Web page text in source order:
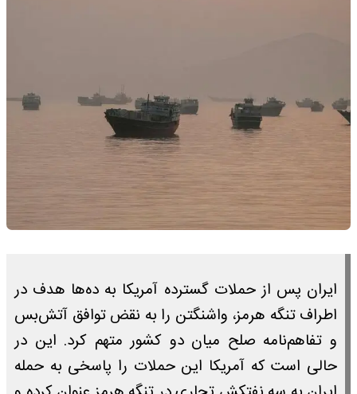
ایران پس از حملات گسترده آمریکا به ده‌ها هدف در
اطراف تنگه هرمز، واشنگتن را به نقض توافق آتش‌بس
و تفاهم‌نامه صلح میان دو کشور متهم کرد. این در
حالی است که آمریکا این حملات را پاسخی به حمله